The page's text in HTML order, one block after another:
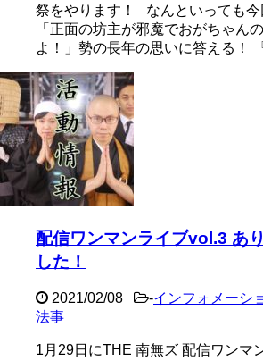
祭をやります！ なんといっても
「正面の坊主が邪魔でおがちゃん
よ！」勢の長年の思いに答える！
配信ワンマンライブvol.3 あ
した！
2021/02/08 -インフォメーシ
法事
1月29日にTHE 南無ズ 配信ワンマ